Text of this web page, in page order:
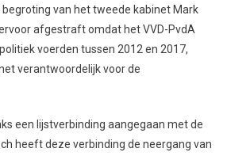
begroting van het tweede kabinet Mark
afgestraft omdat het VVD-PvdA
voerden tussen 2012 en 2017,
verantwoordelijk voor de
een lijstverbinding aangegaan met de
heeft deze verbinding de neergang van